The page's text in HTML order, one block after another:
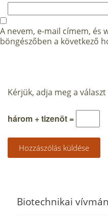
A nevem, e-mail címem, és
böngészőben a következő
Kérjük, adja meg a
három + tizenöt =
Biotechnikai